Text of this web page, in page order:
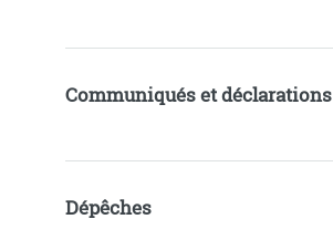
Communiqués et déclarations
Dépêches